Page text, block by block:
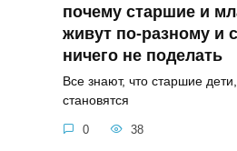
почему старшие и
живут по-разному и
ничего не поделать
Все знают, что старшие
становятся
0 38